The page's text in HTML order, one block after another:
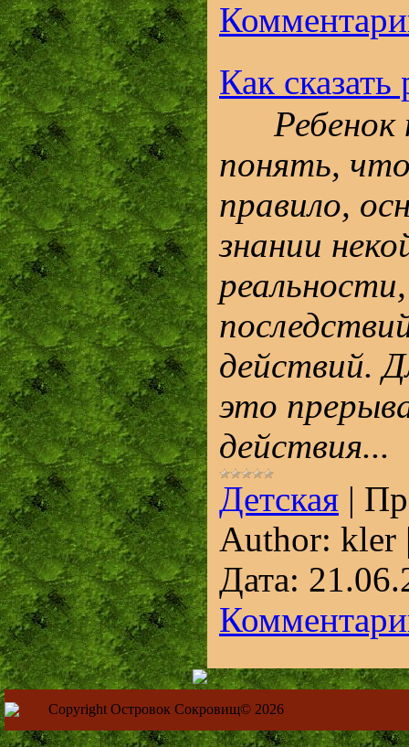
Как сказать
Ребенок
понять,
правило,
знании
действий.
это
действия...
Детская |
Author: kler
Дата:
Copyright Островок Сокровищ© 2026